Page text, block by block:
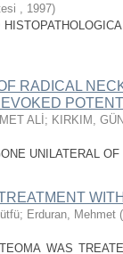
, 1997)
RADICAL
ALİ ; KIRKIM,
UNILATERAL
; Erduran, Mehmet (
WAS